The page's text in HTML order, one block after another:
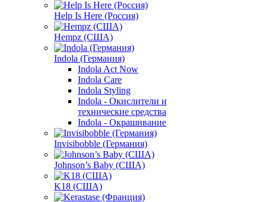
Help Is Here (Россия)
Hempz (США)
Indola (Германия)
Indola Act Now
Indola Care
Indola Styling
Indola - Окислители и
технические средства
Indola - Окрашивание
Invisibobble (Германия)
Johnson’s Baby (США)
K18 (США)